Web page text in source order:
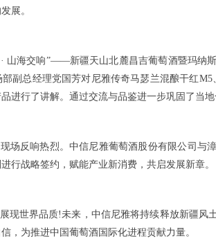
展。
· 山海交响”——新疆天山北麓昌吉葡萄酒暨玛纳
副总经理党国芳对尼雅传奇马瑟兰混酿干红M5
进行了讲解。通过交流与品鉴进一步巩固了当
反响热烈。中信尼雅葡萄酒股份有限公司与
行战略签约，赋能产业新消费，共启发展新章。
现世界品质!未来， 中信尼雅将持续释放新疆风
，为推进中国葡萄酒国际化进程贡献力量。